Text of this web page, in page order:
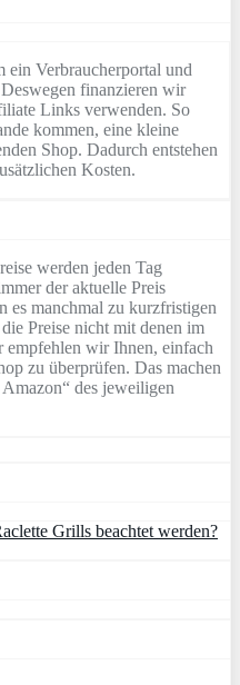
ein Verbraucherportal und
finanzieren wir
Links verwenden. So
kommen, eine kleine
Shop. Dadurch entstehen
Kosten.
werden jeden Tag
der aktuelle Preis
es manchmal zu kurzfristigen
Preise nicht mit denen im
empfehlen wir Ihnen, einfach
zu überprüfen. Das machen
des jeweiligen
Grills beachtet werden?